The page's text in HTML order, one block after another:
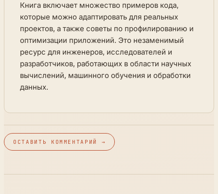
Книга включает множество примеров кода,
которые можно адаптировать для реальных
проектов, а также советы по профилированию и
оптимизации приложений. Это незаменимый
ресурс для инженеров, исследователей и
разработчиков, работающих в области научных
вычислений, машинного обучения и обработки
данных.
ОСТАВИТЬ КОММЕНТАРИЙ →